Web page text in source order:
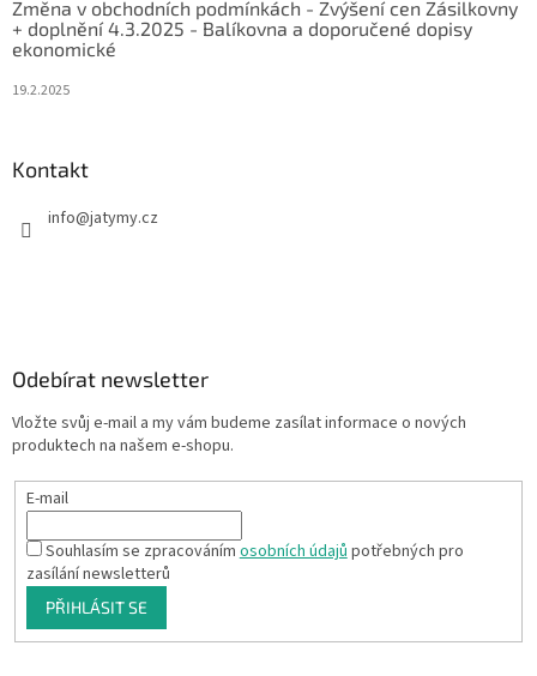
Změna v obchodních podmínkách - Zvýšení cen Zásilkovny
+ doplnění 4.3.2025 - Balíkovna a doporučené dopisy
ekonomické
19.2.2025
Kontakt
info@jatymy.cz
Odebírat newsletter
Vložte svůj e-mail a my vám budeme zasílat informace o nových
produktech na našem e-shopu.
E-mail
Souhlasím se zpracováním osobních údajů potřebných pro
zasílání newsletterů
PŘIHLÁSIT SE